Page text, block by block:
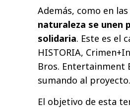
Además, como en
naturaleza se unen
solidaria. Este es el
HISTORIA,
Bros. Entertainment
sumando al proyecto.
El objetivo de esta